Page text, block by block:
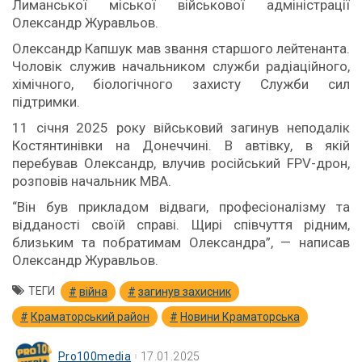
Лиманської міської військової адміністрації
Олександр Журавльов.
Олександр Капшук мав звання старшого лейтенанта.
Чоловік служив начальником служби радіаційного,
хімічного, біологічного захисту Служби сил
підтримки.
11 січня 2025 року військовий загинув неподалік
Костянтинівки на Донеччині. В автівку, в якій
перебував Олександр, влучив російський FPV-дрон,
розповів начальник МВА.
“Він був прикладом відваги, професіоналізму та
відданості своїй справі. Щирі співчуття рідним,
близьким та побратимам Олександра”, — написав
Олександр Журавльов.
ТЕГИ війна
загинув захисник
Краматорський район
Новини Краматорська
Pro100media 17.01.2025